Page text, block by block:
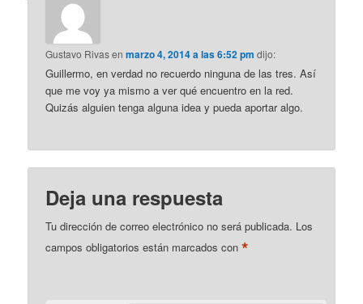
Gustavo Rivasenmarzo 4, 2014 a las 6:52 pm dijo:
Guillermo, en verdad no recuerdo ninguna de las tres. Así
que me voy ya mismo a ver qué encuentro en la red.
Quizás alguien tenga alguna idea y pueda aportar algo.
Deja una respuesta
Tu dirección de correo electrónico no será publicada. Los
campos obligatorios están marcados con*